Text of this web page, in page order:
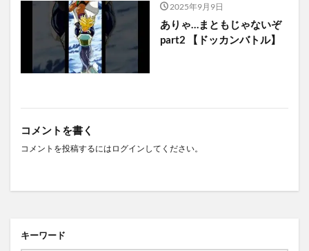
2025年9月9日
ありゃ…まともじゃないぞ
part2 【ドッカンバトル】
コメントを書く
コメントを投稿するには ログイン してください。
キーワード